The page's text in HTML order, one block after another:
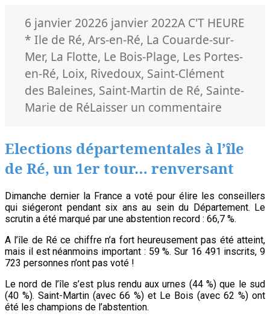
Publié
le
6 janvier 20226 janvier 2022Catégories
A C'T HEURE
* Ile de Ré,Ars-en-Ré, La Couarde-sur-
Mer, La Flotte, Le Bois-Plage, Les Portes-
en-Ré, Loix, Rivedoux, Saint-Clément
des Baleines, Saint-Martin de Ré, Sainte-
Marie de RéLaisser un commentaire
à
l’île
de
Ré
en
2022
Elections départementales à l’île
de Ré, un 1er tour… renversant
Dimanche dernier la France a voté pour élire les conseillers
qui siégeront pendant six ans au sein du Département. Le
scrutin a été marqué par une abstention record : 66,7 %.
A l’île de Ré ce chiffre n’a fort heureusement pas été atteint,
mais il est néanmoins important : 59 %. Sur 16 491 inscrits, 9
723 personnes n’ont pas voté !
Le nord de l’île s’est plus rendu aux urnes (44 %) que le sud
(40 %). Saint-Martin (avec 66 %) et Le Bois (avec 62 %) ont
été les champions de l’abstention.